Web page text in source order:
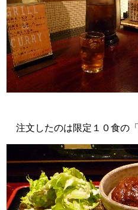
注文したのは限定１０食の